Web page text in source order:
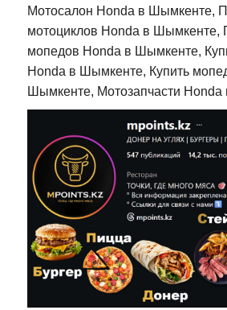
Мотосалон Honda в Шымкенте,
мотоциклов Honda в Шымкенте,
мопедов Honda в Шымкенте,
Honda в Шымкенте, Купить
Шымкенте, Мотозапчасти